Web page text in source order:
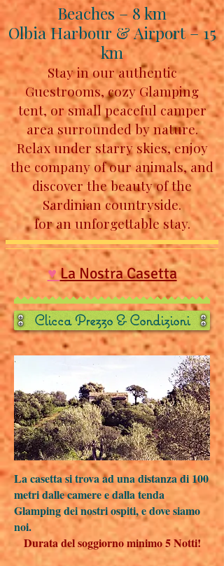
Beaches – 8 km
Olbia Harbour & Airport – 15
km
Stay in our authentic
Guestrooms, cozy Glamping
tent, or small peaceful camper
area surrounded by nature.
Relax under starry skies, enjoy
the company of our animals, and
discover the beauty of the
Sardinian countryside.
for an unforgettable stay.
♥La Nostra Casetta
Clicca Prezzo & Condizioni
La casetta si trova ad una distanza di 100
metri dalle camere e dalla tenda
Glamping dei nostri ospiti, e dove siamo
noi.
Durata del soggiorno minimo 5 Notti!